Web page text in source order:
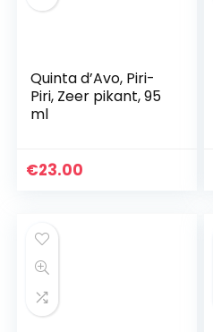
Quinta d’Avo, Piri-
Piri, Zeer pikant, 95
ml
€23.00